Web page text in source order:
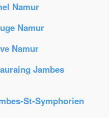
Namur
Namur
Namur
Jambes
St-Symphorien